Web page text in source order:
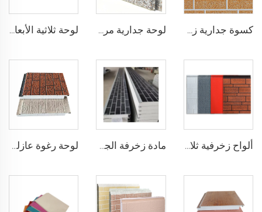
كسوة جدارية زخرفية من البولي يوريثين على شكل الطوب الاصطناعي المقاوم للحريق، ألواح ساندويشية من رغوة البولي يوريثين مع عزل حراري، ألواح معدنية ساندويشية بدون فواصل لوحة جدارية مركبة عالية الكفاءة لوحة جانبية معدنية خارجية زخرفية لوحة واجهة خارجية لوحة ثلاثية الأبعاد مصنوعة من الحجر الطبيعي والرخام مع عزل رغوة PU المحفورة بالحديد الصلب
ألواح زخرفية ثلاثية الأبعاد من الرغوة البوليميرية لجدار المنزل الخارجي للمباني المركبة لإعادة تأهيل المنزل مادة زخرفة الجدران الخارجية للمنزل عزل حراري لوحة جانبية معدنية لوحة ساندويتش ستirofoam لوحة ساندويتش eps لوحة رغوة عازلة للصوت مقاومة للحريق بنظام لوحات الرغوة المركبة لوحة مركبة معزولة هيكليًا